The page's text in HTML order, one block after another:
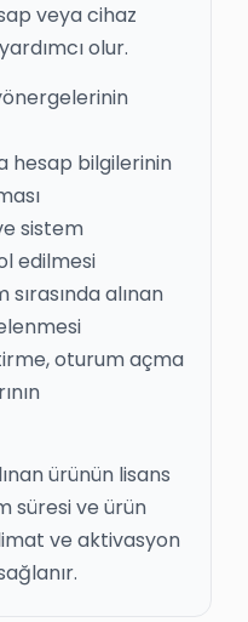
veya cihaz
olur.
hesap bilgilerinin
sistem
edilmesi
alınan
oturum açma
ürünün lisans
süresi ve ürün
ve aktivasyon